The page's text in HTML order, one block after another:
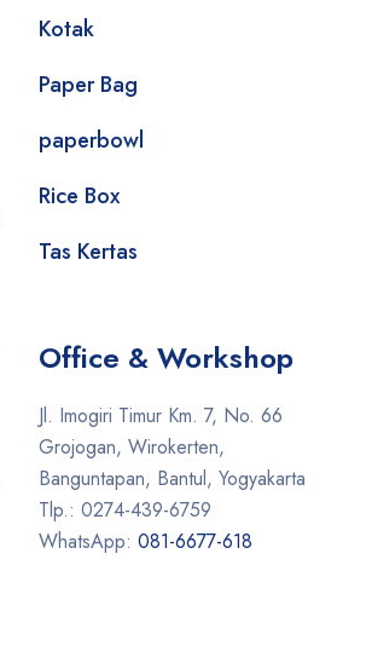
Kotak
Paper Bag
paperbowl
Rice Box
Tas Kertas
Office & Workshop
Jl. Imogiri Timur Km. 7, No. 66
Grojogan, Wirokerten,
Banguntapan, Bantul, Yogyakarta
Tlp.: 0274-439-6759
WhatsApp: 081-6677-618